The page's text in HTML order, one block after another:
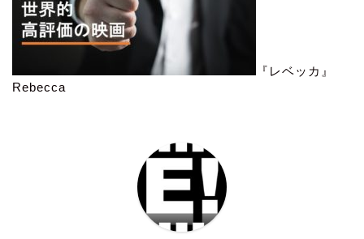
『レベッカ』
Rebecca